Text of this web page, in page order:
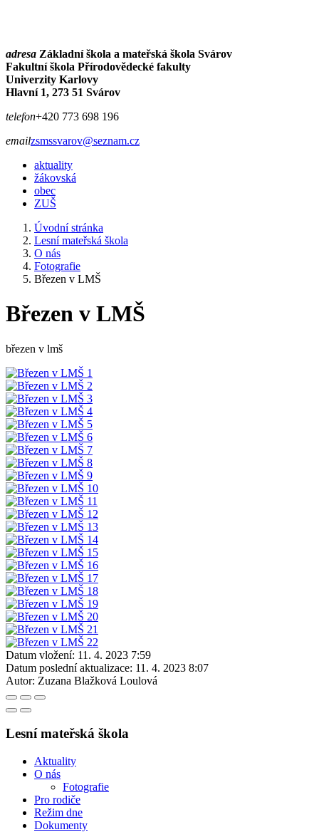
adresa Základní škola a mateřská škola Svárov
Fakultní škola Přírodovědecké fakulty
Univerzity Karlovy
Hlavní 1, 273 51 Svárov
telefon+420 773 698 196
emailzsmssvarov@seznam.cz
aktuality
žákovská
obec
ZUŠ
Úvodní stránka
Lesní mateřská škola
O nás
Fotografie
Březen v LMŠ
Březen v LMŠ
březen v lmš
Datum vložení: 11. 4. 2023 7:59
Datum poslední aktualizace: 11. 4. 2023 8:07
Autor: Zuzana Blažková Loulová
Lesní mateřská škola
Aktuality
O nás
Fotografie
Pro rodiče
Režim dne
Dokumenty